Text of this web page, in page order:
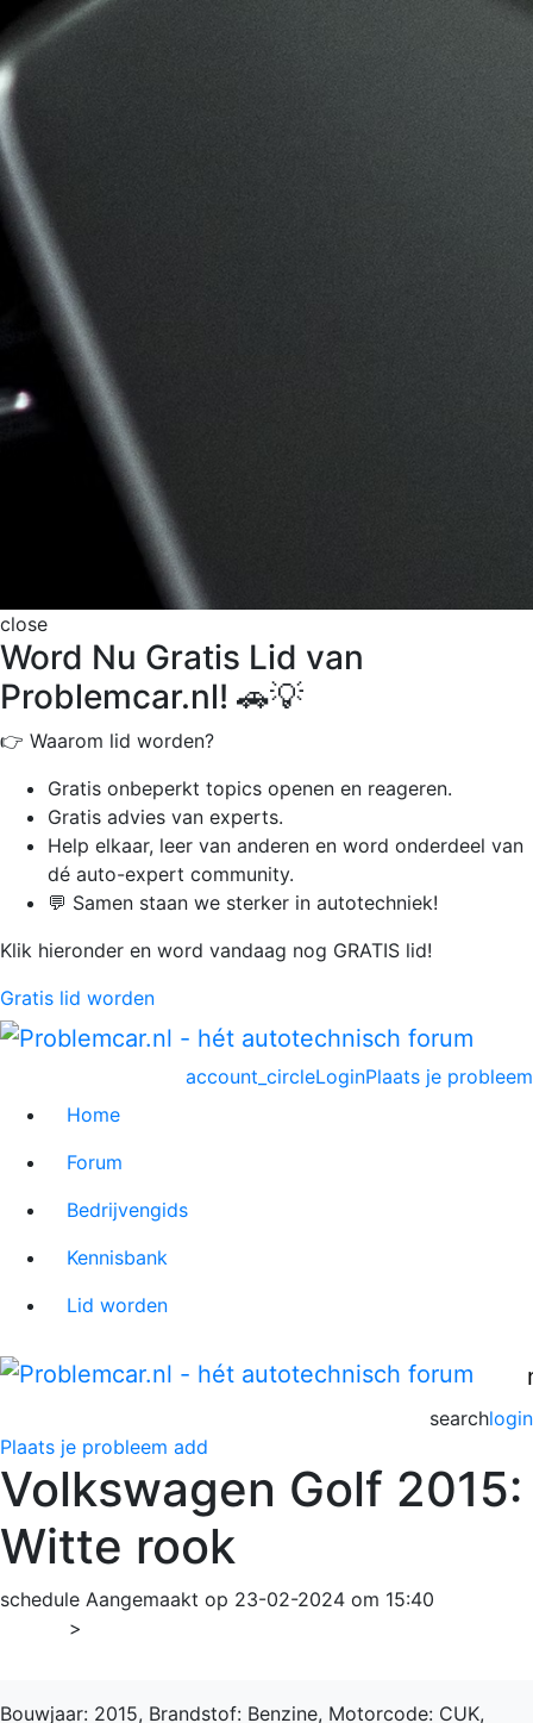
close
Word Nu Gratis Lid van
Problemcar.nl! 🚗💡
👉 Waarom lid worden?
Gratis onbeperkt topics openen en reageren.
Gratis advies van experts.
Help elkaar, leer van anderen en word onderdeel van
dé auto-expert community.
💬 Samen staan we sterker in autotechniek!
Klik hieronder en word vandaag nog GRATIS lid!
Gratis lid worden
Plaats je probleem
account_circleLogin
Home
Forum
Bedrijvengids
Kennisbank
Lid worden
login
search
Plaats je probleem add
Volkswagen Golf 2015:
Witte rook
schedule Aangemaakt op 23-02-2024 om 15:40
>
Bouwjaar: 2015, Brandstof: Benzine, Motorcode: CUK,